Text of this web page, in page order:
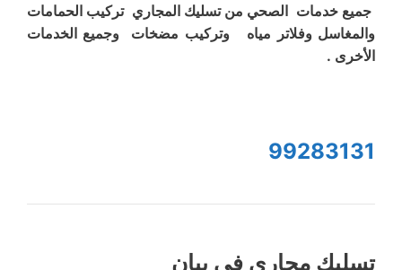
جميع خدمات الصحي من تسليك المجاري تركيب الحمامات
والمغاسل وفلاتر مياه وتركيب مضخات وجميع الخدمات
الأخرى .
99283131
تسليك مجاري في بيان